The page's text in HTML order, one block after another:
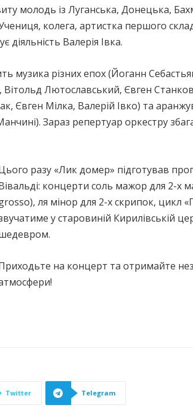
молодь із Луганська, Донецька,
колега, артистка першого
Валерія Івка.
музика рiзних епох (Йоганн
Лютославський, Євген
Євген Мiлка, Валерій Iвко) та
Зараз репертуар оркестру
разу «Лик домер» підготував
концерти соль мажор для 2-х
ля мінор для 2-х скрипок, цикл
у старовиній Кирилівській
на концерт та отримайте
Twitter Telegram